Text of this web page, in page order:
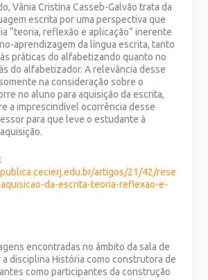
Vânia Cristina Casseb-Galvão trata da
escrita por uma perspectiva que
“teoria, reflexão e aplicação” inerente
aprendizagem da língua escrita, tanto
práticas do alfabetizando quanto no
do alfabetizador. A relevância desse
na consideração sobre o
no aluno para aquisição da escrita,
a imprescindível ocorrência desse
para que leve o estudante à
artigos/21/42/rese
da-escrita-teoria-reflexao-e-
encontradas no âmbito da sala de
a disciplina História como construtora de
como participantes da construção